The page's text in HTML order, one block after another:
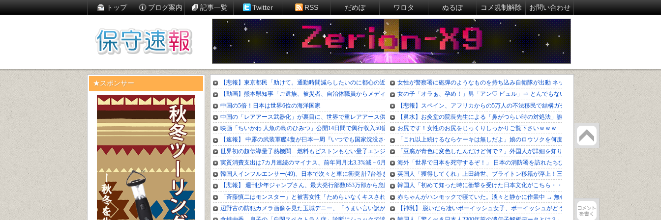
トップ ブログ案内 記事一覧 Twitter RSS だめぽ ワロタ ぬるぽ コメ規制解除 お問い合わせ
★スポンサー